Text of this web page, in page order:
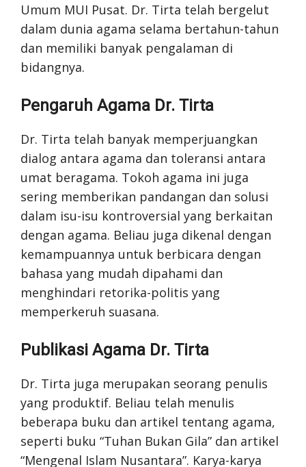
Umum MUI Pusat. Dr. Tirta telah bergelut
dalam dunia agama selama bertahun-tahun
dan memiliki banyak pengalaman di
bidangnya.
Pengaruh Agama Dr. Tirta
Dr. Tirta telah banyak memperjuangkan
dialog antara agama dan toleransi antara
umat beragama. Tokoh agama ini juga
sering memberikan pandangan dan solusi
dalam isu-isu kontroversial yang berkaitan
dengan agama. Beliau juga dikenal dengan
kemampuannya untuk berbicara dengan
bahasa yang mudah dipahami dan
menghindari retorika-politis yang
memperkeruh suasana.
Publikasi Agama Dr. Tirta
Dr. Tirta juga merupakan seorang penulis
yang produktif. Beliau telah menulis
beberapa buku dan artikel tentang agama,
seperti buku “Tuhan Bukan Gila” dan artikel
“Mengenal Islam Nusantara”. Karya-karya